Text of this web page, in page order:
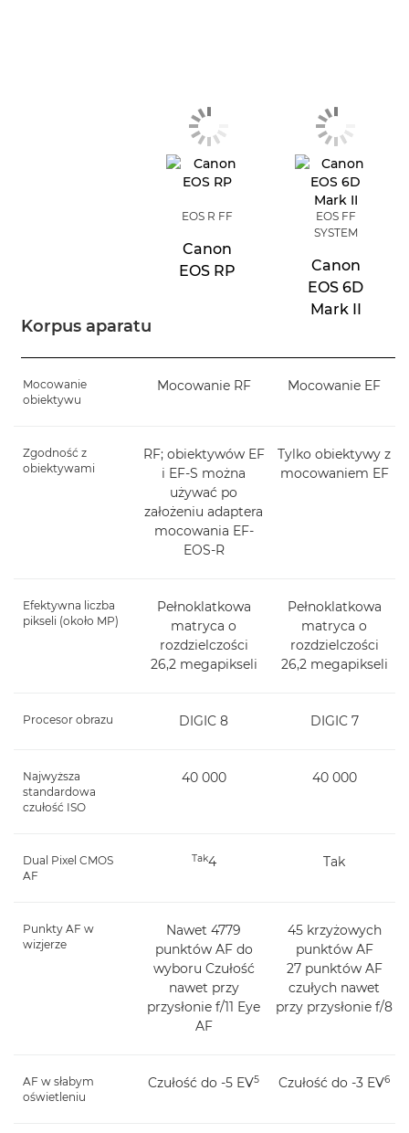
Korpus aparatu
EOS R FF
Canon
EOS RP
EOS FF
SYSTEM
Canon
EOS 6D
Mark II
Mocowanie
obiektywu
Mocowanie RF Mocowanie EF
Zgodność z
obiektywami
RF; obiektywów EF
i EF-S można
używać po
założeniu adaptera
mocowania EF-
EOS-R
Tylko obiektywy z
mocowaniem EF
Efektywna liczba
pikseli (około MP)
Pełnoklatkowa
matryca o
rozdzielczości
26,2 megapikseli
Pełnoklatkowa
matryca o
rozdzielczości
26,2 megapikseli
Procesor obrazu DIGIC 8 DIGIC 7
Najwyższa
standardowa
czułość ISO
40 000 40 000
Dual Pixel CMOS
AF
Tak4 Tak
Punkty AF w
wizjerze
Nawet 4779
punktów AF do
wyboru Czułość
nawet przy
przysłonie f/11 Eye
AF
45 krzyżowych
punktów AF
27 punktów AF
czułych nawet
przy przysłonie f/8
AF w słabym
oświetleniu
Czułość do -5 EV5 Czułość do -3 EV6